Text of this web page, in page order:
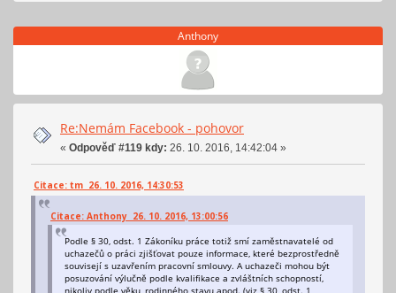
Anthony
Re:Nemám Facebook - pohovor
« Odpověď #119 kdy: 26. 10. 2016, 14:42:04 »
Citace: tm 26. 10. 2016, 14:30:53
Citace: Anthony 26. 10. 2016, 13:00:56
Podle § 30, odst. 1 Zákoníku práce totiž smí zaměstnavatelé od
uchazečů o práci zjišťovat pouze informace, které bezprostředně
souvisejí s uzavřením pracovní smlouvy. A uchazeči mohou být
posuzování výlučně podle kvalifikace a zvláštních schopností,
nikoliv podle věku, rodinného stavu apod. (viz § 30, odst. 1